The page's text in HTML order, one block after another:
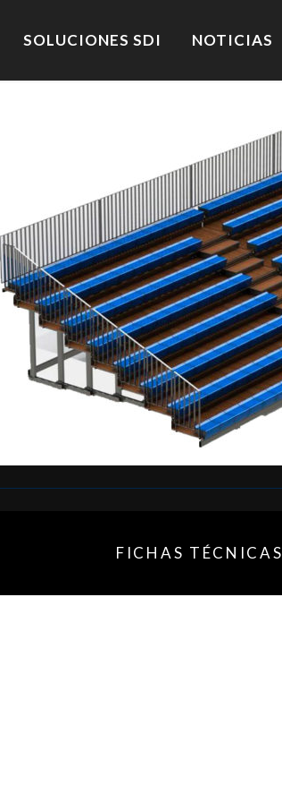
SOLUCIONES SDI NOTICIAS
FICHAS TÉCNICAS